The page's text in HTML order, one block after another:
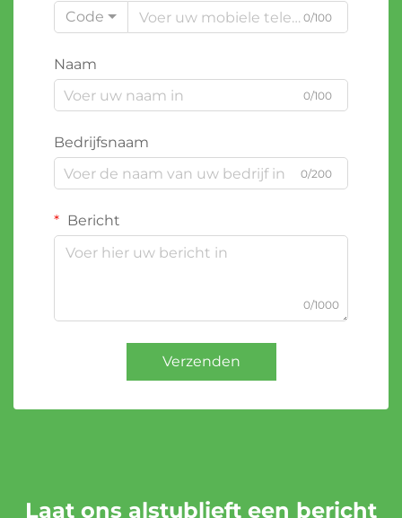
Code
0/100
Naam
0/100
Bedrijfsnaam
0/200
Bericht
0/1000
Verzenden
Laat ons alstublieft een bericht